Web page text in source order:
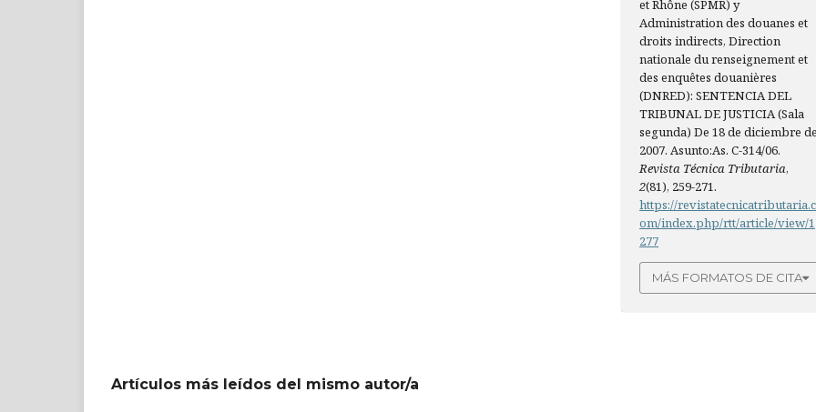
et Rhône (SPMR) y
Administration des douanes et
droits indirects, Direction
nationale du renseignement et
des enquêtes douanières
(DNRED): SENTENCIA DEL
TRIBUNAL DE JUSTICIA (Sala
segunda) De 18 de diciembre de
2007. Asunto:As. C-314/06.
Revista Técnica Tributaria,
2(81), 259-271.
https://revistatecnicatributaria.c
om/index.php/rtt/article/view/1
277
MÁS FORMATOS DE CITA
Artículos más leídos del mismo autor/a